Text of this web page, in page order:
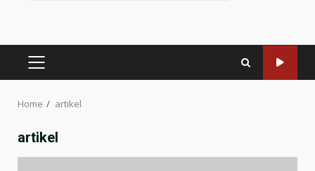
Home artikel
artikel